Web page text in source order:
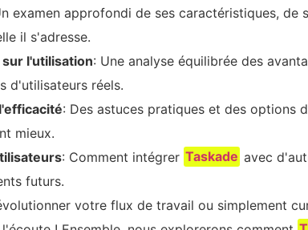
examen approfondi de ses caractéristiques, de
il s'adresse.
l'utilisation: Une analyse équilibrée des
d'utilisateurs réels.
: Des astuces pratiques et des options
mieux.
: Comment intégrer Taskade avec
futurs.
votre flux de travail ou simplement